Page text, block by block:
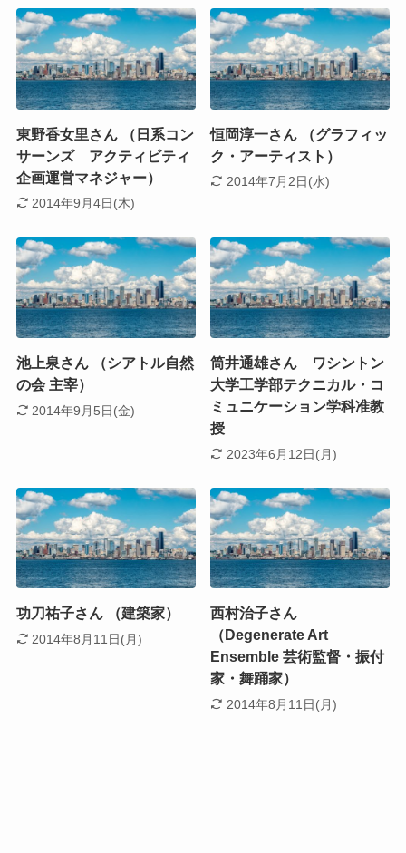
東野香女里さん （日系コン
サーンズ アクティビティ
企画運営マネジャー）
2014年9月4日(木)
恒岡淳一さん （グラフィッ
ク・アーティスト）
2014年7月2日(水)
池上泉さん （シアトル自然
の会 主宰）
2014年9月5日(金)
筒井通雄さん ワシントン
大学工学部テクニカル・コ
ミュニケーション学科准教
授
2023年6月12日(月)
功刀祐子さん （建築家）
2014年8月11日(月)
西村治子さん
（Degenerate Art
Ensemble 芸術監督・振付
家・舞踊家）
2014年8月11日(月)